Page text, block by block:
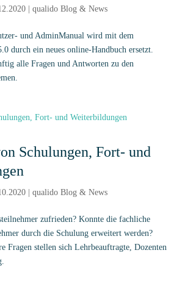
|qualido Blog & News
und AdminManual wird mit dem
durch ein neues online-Handbuch ersetzt.
alle Fragen und Antworten zu den
Schulungen, Fort- und
|qualido Blog & News
zufrieden? Konnte die fachliche
durch die Schulung erweitert werden?
Fragen stellen sich Lehrbeauftragte, Dozenten